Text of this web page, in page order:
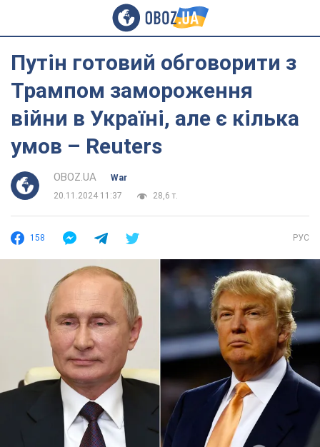
Путін готовий обговорити з
Трампом замороження
війни в Україні, але є кілька
умов – Reuters
OBOZ.UA
War
20.11.2024 11:37
28,6 т.
158 РУС